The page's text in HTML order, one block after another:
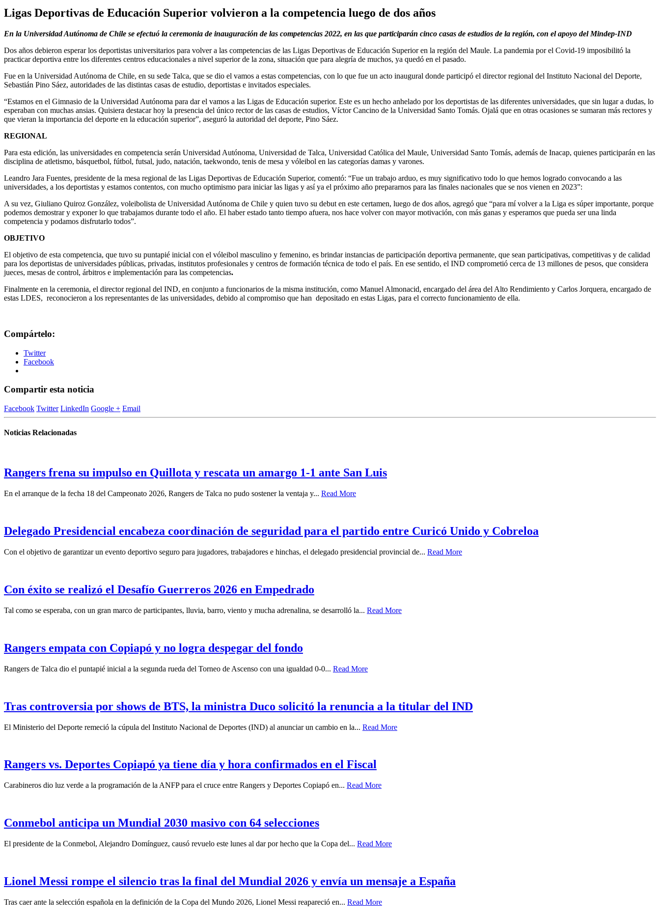
Ligas Deportivas de Educación Superior volvieron a la competencia luego de dos años
En la Universidad Autónoma de Chile se efectuó la ceremonia de inauguración de las competencias 2022, en las que participarán cinco casas de estudios de la región, con el apoyo del Mindep-IND
Dos años debieron esperar los deportistas universitarios para volver a las competencias de las Ligas Deportivas de Educación Superior en la región del Maule. La pandemia por el Covid-19 imposibilitó la
practicar deportiva entre los diferentes centros educacionales a nivel superior de la zona, situación que para alegría de muchos, ya quedó en el pasado.
Fue en la Universidad Autónoma de Chile, en su sede Talca, que se dio el vamos a estas competencias, con lo que fue un acto inaugural donde participó el director regional del Instituto Nacional del Deporte,
Sebastián Pino Sáez, autoridades de las distintas casas de estudio, deportistas e invitados especiales.
“Estamos en el Gimnasio de la Universidad Autónoma para dar el vamos a las Ligas de Educación superior. Este es un hecho anhelado por los deportistas de las diferentes universidades, que sin lugar a dudas, lo
esperaban con muchas ansias. Quisiera destacar hoy la presencia del único rector de las casas de estudios, Víctor Cancino de la Universidad Santo Tomás. Ojalá que en otras ocasiones se sumaran más rectores y
que vieran la importancia del deporte en la educación superior”, aseguró la autoridad del deporte, Pino Sáez.
REGIONAL
Para esta edición, las universidades en competencia serán Universidad Autónoma, Universidad de Talca, Universidad Católica del Maule, Universidad Santo Tomás, además de Inacap, quienes participarán en las
disciplina de atletismo, básquetbol, fútbol, futsal, judo, natación, taekwondo, tenis de mesa y vóleibol en las categorías damas y varones.
Leandro Jara Fuentes, presidente de la mesa regional de las Ligas Deportivas de Educación Superior, comentó: “Fue un trabajo arduo, es muy significativo todo lo que hemos logrado convocando a las
universidades, a los deportistas y estamos contentos, con mucho optimismo para iniciar las ligas y así ya el próximo año prepararnos para las finales nacionales que se nos vienen en 2023”:
A su vez, Giuliano Quiroz González, voleibolista de Universidad Autónoma de Chile y quien tuvo su debut en este certamen, luego de dos años, agregó que “para mí volver a la Liga es súper importante, porque
podemos demostrar y exponer lo que trabajamos durante todo el año. El haber estado tanto tiempo afuera, nos hace volver con mayor motivación, con más ganas y esperamos que pueda ser una linda
competencia y podamos disfrutarlo todos”.
OBJETIVO
El objetivo de esta competencia, que tuvo su puntapié inicial con el vóleibol masculino y femenino, es brindar instancias de participación deportiva permanente, que sean participativas, competitivas y de calidad
para los deportistas de universidades públicas, privadas, institutos profesionales y centros de formación técnica de todo el país. En ese sentido, el IND comprometió cerca de 13 millones de pesos, que considera
jueces, mesas de control, árbitros e implementación para las competencias.
Finalmente en la ceremonia, el director regional del IND, en conjunto a funcionarios de la misma institución, como Manuel Almonacid, encargado del área del Alto Rendimiento y Carlos Jorquera, encargado de
estas LDES, reconocieron a los representantes de las universidades, debido al compromiso que han depositado en estas Ligas, para el correcto funcionamiento de ella.
Compártelo:
Twitter
Facebook
Compartir esta noticia
Facebook Twitter LinkedIn Google + Email
Noticias Relacionadas
Rangers frena su impulso en Quillota y rescata un amargo 1-1 ante San Luis
En el arranque de la fecha 18 del Campeonato 2026, Rangers de Talca no pudo sostener la ventaja y... Read More
Delegado Presidencial encabeza coordinación de seguridad para el partido entre Curicó Unido y Cobreloa
Con el objetivo de garantizar un evento deportivo seguro para jugadores, trabajadores e hinchas, el delegado presidencial provincial de... Read More
Con éxito se realizó el Desafío Guerreros 2026 en Empedrado
Tal como se esperaba, con un gran marco de participantes, lluvia, barro, viento y mucha adrenalina, se desarrolló la... Read More
Rangers empata con Copiapó y no logra despegar del fondo
Rangers de Talca dio el puntapié inicial a la segunda rueda del Torneo de Ascenso con una igualdad 0-0... Read More
Tras controversia por shows de BTS, la ministra Duco solicitó la renuncia a la titular del IND
El Ministerio del Deporte remeció la cúpula del Instituto Nacional de Deportes (IND) al anunciar un cambio en la... Read More
Rangers vs. Deportes Copiapó ya tiene día y hora confirmados en el Fiscal
Carabineros dio luz verde a la programación de la ANFP para el cruce entre Rangers y Deportes Copiapó en... Read More
Conmebol anticipa un Mundial 2030 masivo con 64 selecciones
El presidente de la Conmebol, Alejandro Domínguez, causó revuelo este lunes al dar por hecho que la Copa del... Read More
Lionel Messi rompe el silencio tras la final del Mundial 2026 y envía un mensaje a España
Tras caer ante la selección española en la definición de la Copa del Mundo 2026, Lionel Messi reapareció en... Read More